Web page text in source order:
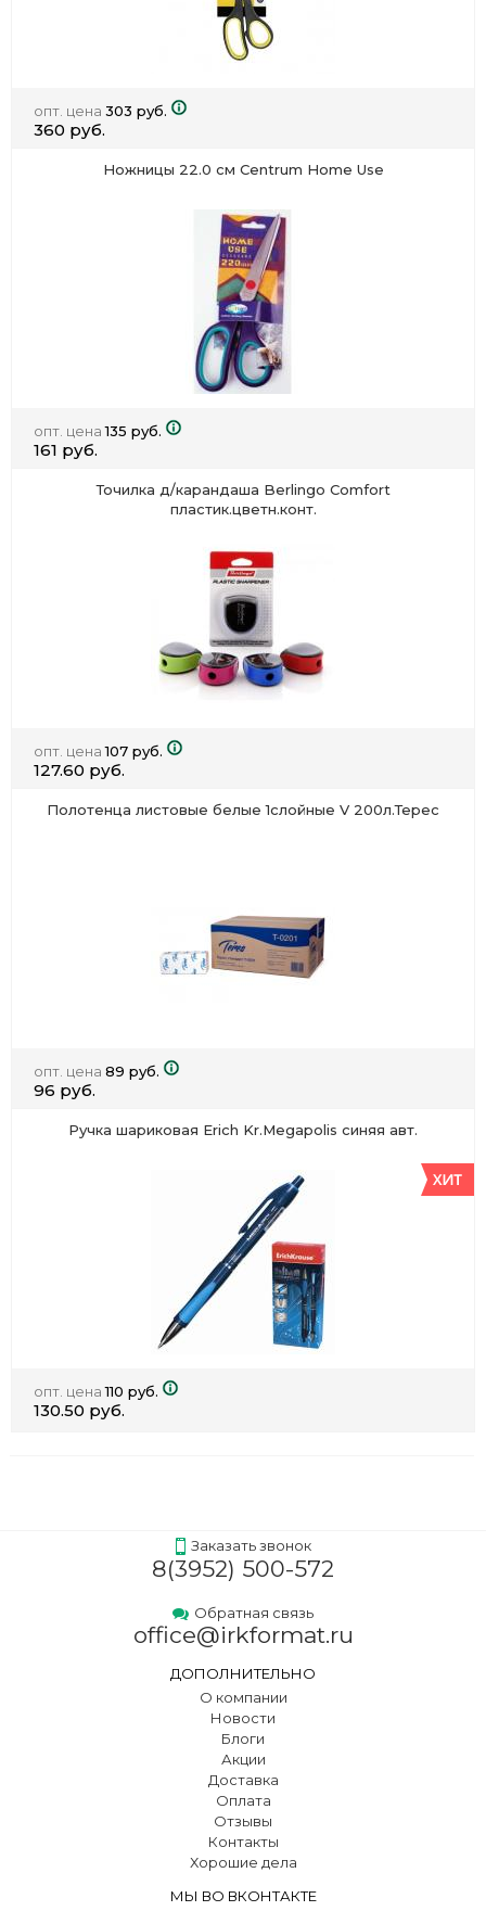
опт. цена 303 руб.
360 руб.
Ножницы 22.0 см Centrum Home Use
опт. цена135 руб.
161 руб.
Точилка д/карандаша Berlingo Comfort
пластик.цветн.конт.
опт. цена107 руб.
127.60 руб.
Полотенца листовые белые 1слойные V 200л.Терес
опт. цена 89 руб.
96 руб.
Ручка шариковая Erich Kr.Megapolis синяя авт.
опт. цена110 руб.
130.50 руб.
Заказать звонок
8(3952) 500-572
Обратная связь
office@irkformat.ru
ДОПОЛНИТЕЛЬНО
О компании
Новости
Блоги
Акции
Доставка
Оплата
Отзывы
Контакты
Хорошие дела
МЫ ВО ВКОНТАКТЕ